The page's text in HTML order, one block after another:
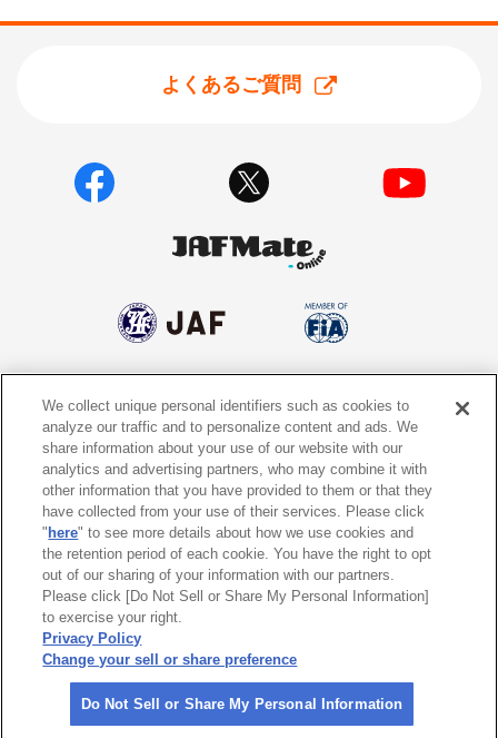
よくあるご質問
個人情報保護方針 個人情報の取り扱いについて
サイトポリシー ソーシャルメディア利用規約
特定商取引法に基づく表示 情報提供終了のお知らせ
Do Not Sell or Share My Personal
Information
© 2026 All rights reserved. 一般社団法人 日本自動車連盟 (JAF)
We collect unique personal identifiers such as cookies to
analyze our traffic and to personalize content and ads. We
share information about your use of our website with our
analytics and advertising partners, who may combine it with
other information that you have provided to them or that they
have collected from your use of their services. Please click
" here" to see more details about how we use cookies and
the retention period of each cookie. You have the right to opt
out of our sharing of your information with our partners.
Please click [Do Not Sell or Share My Personal Information]
to exercise your right.
Privacy Policy
Change your sell or share preference
Do Not Sell or Share My Personal Information